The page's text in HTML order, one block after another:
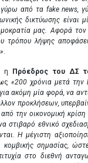
από τα fake news,
δικτύωσης είναι
μας. Αφορά τον
τρόπου λήψης
η Πρόεδρος του ΔΣ
«200 χρόνια μετά την
ακόμη μία φορά, να
προκλήσεων,
την οικονομική
στιβαρό εθνικό
Η μέγιστη
κομβικής σημασίας,
στο διεθνή